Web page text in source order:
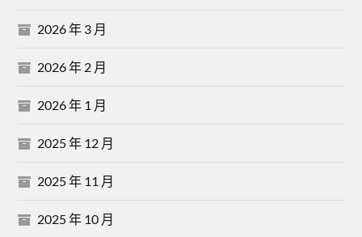
2026 年 3 月
2026 年 2 月
2026 年 1 月
2025 年 12 月
2025 年 11 月
2025 年 10 月